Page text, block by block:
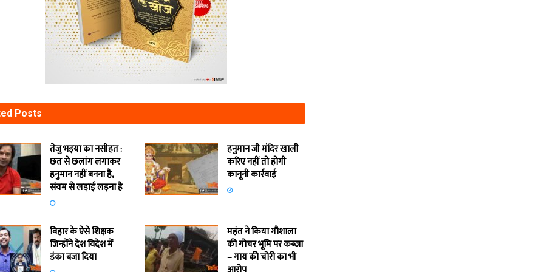
Posts
तेजु भइया का नसीहत :
छत से छलांग लगाकर
हनुमान नहीं बनना है,
संयम से लड़ाई लड़ना है
हनुमान जी मंदिर खाली
करिए नहीं तो होगी
कानूनी कार्रवाई
बिहार के ऐसे शिक्षक
जिन्होंने देश विदेश में
डंका बजा दिया
महंत ने किया गौशाला
की गोचर भूमि पर कब्जा
– गाय की चोरी का भी